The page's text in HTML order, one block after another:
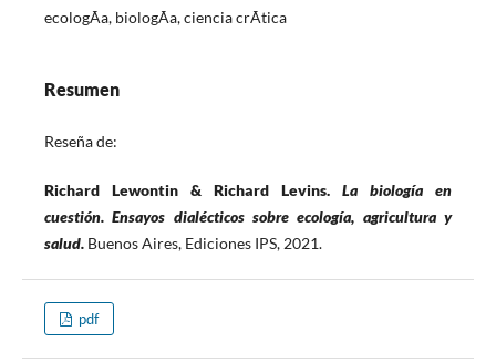
ecologÃ­a, biologÃ­a, ciencia crÃ­tica
Resumen
Reseña de:
Richard Lewontin & Richard Levins.La biología en
cuestión. Ensayos dialécticos sobre ecología, agricultura y
salud.Buenos Aires, Ediciones IPS, 2021.
pdf